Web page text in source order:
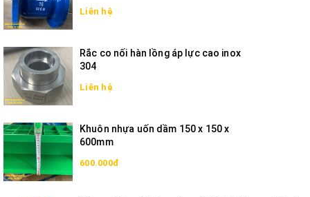
Liên hệ
Rắc co nối hàn lồng áp lực cao inox
304
Liên hệ
Khuôn nhựa uốn dầm 150 x 150 x
600mm
600.000đ